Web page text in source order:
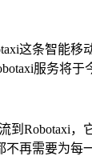
这条智能
服务将
到Robotaxi
不再需要为